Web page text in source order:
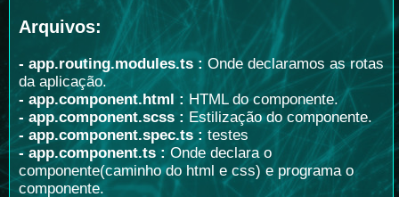
Arquivos:
- app.routing.modules.ts : Onde declaramos as rotas
da aplicação.
- app.component.html : HTML do componente.
- app.component.scss : Estilização do componente.
- app.component.spec.ts : testes
- app.component.ts : Onde declara o
componente(caminho do html e css) e programa o
componente.